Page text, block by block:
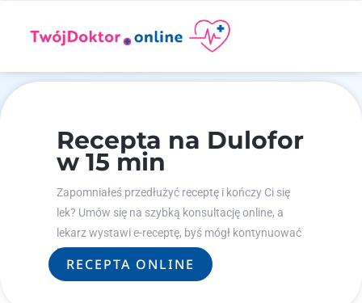
Recepta na Dulofor
w 15 min
Zapomniałeś przedłużyć receptę i kończy Ci się
lek? Umów się na szybką konsultację online, a
lekarz wystawi e-receptę, byś mógł kontynuować
leczenie.
RECEPTA ONLINE